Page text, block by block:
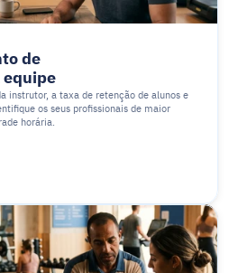
de
equipe
instrutor, a taxa de retenção de alunos e
os seus profissionais de maior
horária.